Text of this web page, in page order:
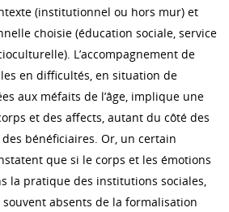
(institutionnel ou hors mur) et
choisie (éducation sociale, service
L’accompagnement de
en difficultés, en situation de
aux méfaits de l’âge, implique une
et des affects, autant du côté des
des bénéficiaires. Or, un certain
que si le corps et les émotions
la pratique des institutions sociales,
absents de la formalisation